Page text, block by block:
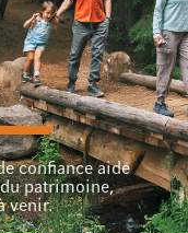
confiance aide
patrimoine,
venir.